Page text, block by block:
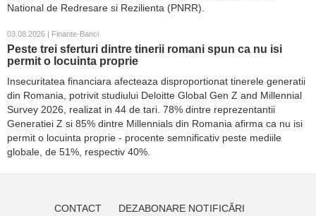
National de Redresare si Rezilienta (PNRR).
03.08.2026 | Finante-Banci
Peste trei sferturi dintre tinerii romani spun ca nu isi
permit o locuinta proprie
Insecuritatea financiara afecteaza disproportionat tinerele generatii
din Romania, potrivit studiului Deloitte Global Gen Z and Millennial
Survey 2026, realizat in 44 de tari. 78% dintre reprezentantii
Generatiei Z si 85% dintre Millennials din Romania afirma ca nu isi
permit o locuinta proprie - procente semnificativ peste mediile
globale, de 51%, respectiv 40%.
CONTACT DEZABONARE NOTIFICĂRI